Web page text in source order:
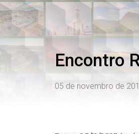
Encontro
05 de novembro de